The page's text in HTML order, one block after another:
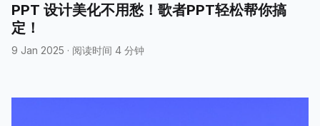
PPT 设计美化不用愁！歌者PPT轻松帮你搞
定！
9 Jan 2025 · 阅读时间 4 分钟